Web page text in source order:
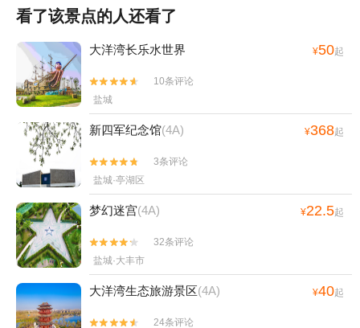
看了该景点的人还看了
大洋湾长乐水世界 ¥50起


10条评论
盐城
新四军纪念馆(4A) ¥368起


3条评论
盐城·亭湖区
梦幻迷宫(4A) ¥22.5起


32条评论
盐城·大丰市
大洋湾生态旅游景区(4A) ¥40起

 24条评论